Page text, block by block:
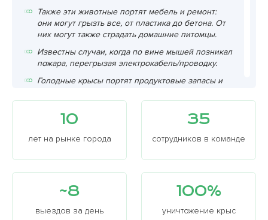
Также эти животные портят мебель и ремонт:
они могут грызть все, от пластика до бетона. От
них могут также страдать домашние питомцы.
Известны случаи, когда по вине мышей позникал
пожара, перегрызая электрокабель/проводку.
Голодные крысы портят продуктовые запасы и
некоторые могут даже укусить взрослых и детей.
Даже во многих сказках крысы – это
10
лет на рынке города
35
сотрудников в команде
~8
выездов за день
100%
уничтожение крыс